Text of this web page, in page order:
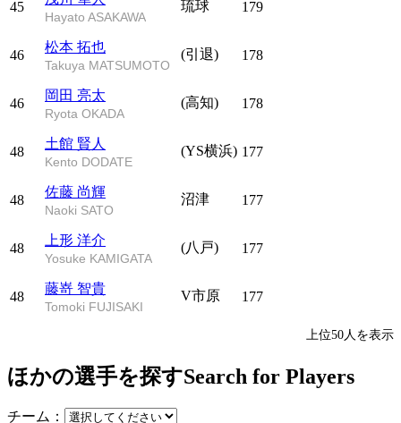
45
Hayato ASAKAWA
琉球 179
46
松本 拓也
Takuya MATSUMOTO
(引退) 178
46
岡田 亮太
Ryota OKADA
(高知) 178
48
土館 賢人
Kento DODATE
(YS横浜) 177
48
佐藤 尚輝
Naoki SATO
沼津 177
48
上形 洋介
Yosuke KAMIGATA
(八戸) 177
48
藤嵜 智貴
Tomoki FUJISAKI
V市原 177
上位50人を表示
ほかの選手を探すSearch for Players
チーム：